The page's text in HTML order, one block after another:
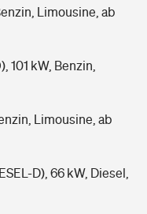
Limousine, ab
101 kW, Benzin,
Limousine, ab
D), 66 kW, Diesel,